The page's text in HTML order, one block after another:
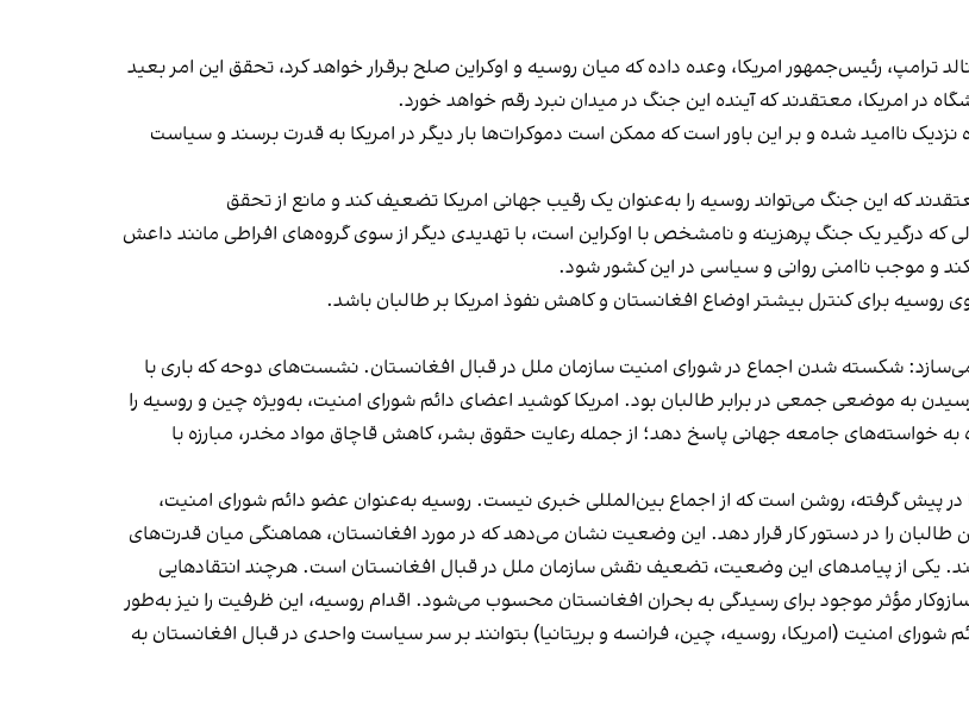
ترامپ، رئیس‌جمهور امریکا، وعده داده که میان روسیه و اوکراین صلح برقرار خواهد کرد، تحقق این امر بعید
در امریکا، معتقدند که آینده این جنگ در میدان نبرد رقم خواهد خورد.
ناامید شده و بر این باور است که ممکن است دموکرات‌ها بار دیگر در امریکا به قدرت برسند و سیاست
که این جنگ می‌تواند روسیه را به‌عنوان یک رقیب جهانی امریکا تضعیف کند و مانع از تحقق
که درگیر یک جنگ پرهزینه و نامشخص با اوکراین است، با تهدیدی دیگر از سوی گروه‌های افراطی مانند داعش
و موجب ناامنی روانی و سیاسی در این کشور شود.
برای کنترل بیشتر اوضاع افغانستان و کاهش نفوذ امریکا بر طالبان باشد.
شکسته شدن اجماع در شورای امنیت سازمان ملل در قبال افغانستان. نشست‌های دوحه که باری با
به موضعی جمعی در برابر طالبان بود. امریکا کوشید اعضای دائم شورای امنیت، به‌ویژه چین و روسیه را
به خواسته‌های جامعه جهانی پاسخ دهد؛ از جمله رعایت حقوق بشر، کاهش قاچاق مواد مخدر، مبارزه با
پیش گرفته، روشن است که از اجماع بین‌المللی خبری نیست. روسیه به‌عنوان عضو دائم شورای امنیت،
را در دستور کار قرار دهد. این وضعیت نشان می‌دهد که در مورد افغانستان، هماهنگی میان قدرت‌های
یکی از پیامدهای این وضعیت، تضعیف نقش سازمان ملل در قبال افغانستان است. هرچند انتقادهایی
مؤثر موجود برای رسیدگی به بحران افغانستان محسوب می‌شود. اقدام روسیه، این ظرفیت را نیز به‌طور
امنیت (امریکا، روسیه، چین، فرانسه و بریتانیا) بتوانند بر سر سیاست واحدی در قبال افغانستان به